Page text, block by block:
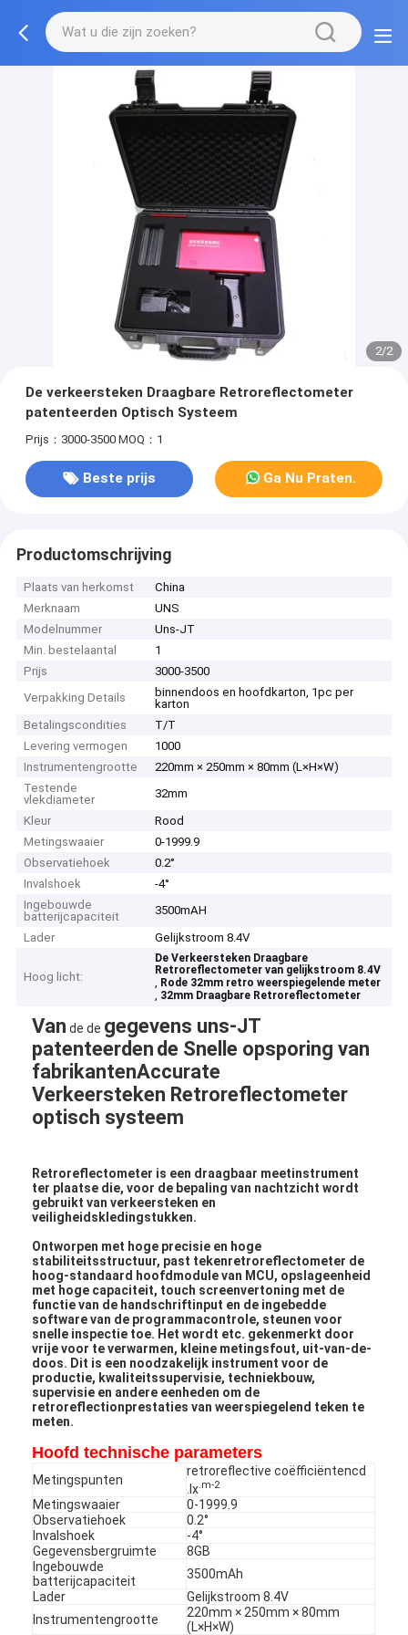
2/2
De verkeersteken Draagbare Retroreflectometer
patenteerden Optisch Systeem
Prijs：3000-3500 MOQ：1
Beste prijs Ga Nu Praten.
Productomschrijving
Plaats van herkomst
China
Merknaam
UNS
Modelnummer
Uns-JT
Min. bestelaantal
1
Prijs
3000-3500
Verpakking Details
binnendoos en hoofdkarton, 1pc per
karton
Betalingscondities
T/T
Levering vermogen
1000
Instrumentengrootte
220mm × 250mm × 80mm (L×H×W)
Testende
vlekdiameter
32mm
Kleur
Rood
Metingswaaier
0-1999.9
Observatiehoek
0.2°
Invalshoek
-4°
Ingebouwde
batterijcapaciteit
3500mAH
Lader
Gelijkstroom 8.4V
Hoog licht:
De Verkeersteken Draagbare
Retroreflectometer van gelijkstroom 8.4V
, Rode 32mm retro weerspiegelende meter
, 32mm Draagbare Retroreflectometer
Van de de gegevens uns-JT
patenteerden de Snelle opsporing van
fabrikantenAccurate
Verkeersteken Retroreflectometer
optisch systeem
Retroreflectometer is een draagbaar meetinstrument
ter plaatse die, voor de bepaling van nachtzicht wordt
gebruikt van verkeersteken en
veiligheidskledingstukken.
Ontworpen met hoge precisie en hoge
stabiliteitsstructuur, past tekenretroreflectometer de
hoog-standaard hoofdmodule van MCU, opslageenheid
met hoge capaciteit, touch screenvertoning met de
functie van de handschriftinput en de ingebedde
software van de programmacontrole, steunen voor
snelle inspectie toe. Het wordt etc. gekenmerkt door
vrije voor te verwarmen, kleine metingsfout, uit-van-de-
doos. Dit is een noodzakelijk instrument voor de
productie, kwaliteitssupervisie, techniekbouw,
supervisie en andere eenheden om de
retroreflectionprestaties van weerspiegelend teken te
meten.
Hoofd technische parameters
Metingspunten
retroreflective coëfficiëntencd
.lx.m-2
Metingswaaier
0-1999.9
Observatiehoek
0.2°
Invalshoek
-4°
Gegevensbergruimte
8GB
Ingebouwde
batterijcapaciteit
3500mAh
Lader
Gelijkstroom 8.4V
Instrumentengrootte
220mm × 250mm × 80mm
(L×H×W)